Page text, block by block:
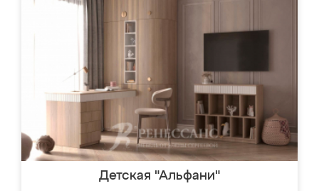
Детская "Альфани"